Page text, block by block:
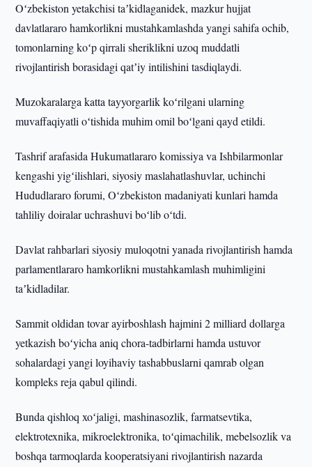
Oʻzbekiston yetakchisi taʼkidlaganidek, mazkur hujjat
davlatlararo hamkorlikni mustahkamlashda yangi sahifa ochib,
tomonlarning koʻp qirrali sheriklikni uzoq muddatli
rivojlantirish borasidagi qatʼiy intilishini tasdiqlaydi.
Muzokaralarga katta tayyorgarlik koʻrilgani ularning
muvaffaqiyatli oʻtishida muhim omil boʻlgani qayd etildi.
Tashrif arafasida Hukumatlararo komissiya va Ishbilarmonlar
kengashi yigʻilishlari, siyosiy maslahatlashuvlar, uchinchi
Hududlararo forumi, Oʻzbekiston madaniyati kunlari hamda
tahliliy doiralar uchrashuvi boʻlib oʻtdi.
Davlat rahbarlari siyosiy muloqotni yanada rivojlantirish hamda
parlamentlararo hamkorlikni mustahkamlash muhimligini
taʼkidladilar.
Sammit oldidan tovar ayirboshlash hajmini 2 milliard dollarga
yetkazish boʻyicha aniq chora-tadbirlarni hamda ustuvor
sohalardagi yangi loyihaviy tashabbuslarni qamrab olgan
kompleks reja qabul qilindi.
Bunda qishloq xoʻjaligi, mashinasozlik, farmatsevtika,
elektrotexnika, mikroelektronika, toʻqimachilik, mebelsozlik va
boshqa tarmoqlarda kooperatsiyani rivojlantirish nazarda